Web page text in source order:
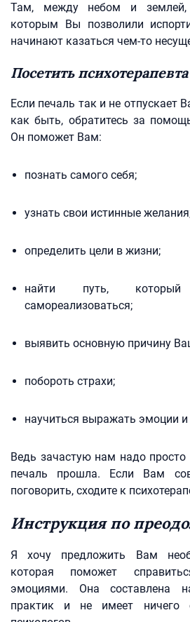
Там, между небом и землей,
которым Вы позволили
начинают казаться чем-то
Посетить психотерапевта
Если печаль так и не отпускает
как быть, обратитесь за
Он поможет Вам:
познать самого себя;
узнать свои истинные
определить цели в жизни;
найти путь,
самореализоваться;
выявить основную причину
побороть страхи;
научиться выражать эмоции
Ведь зачастую нам надо просто
печаль прошла. Если Вам
поговорить, сходите к
Инструкция по
Я хочу предложить Вам
которая поможет
эмоциями. Она составлена
практик и не имеет ничего